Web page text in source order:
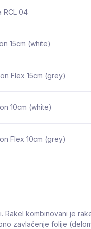
RCL 04
15cm (white)
Flex 15cm (grey)
10cm (white)
Flex 10cm (grey)
Rakel kombinovani je
zavlačenje folije